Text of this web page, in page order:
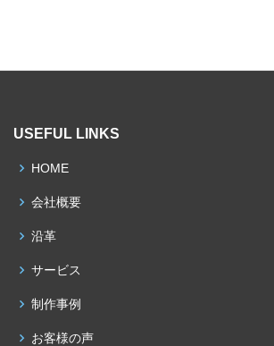
USEFUL LINKS
HOME
会社概要
沿革
サービス
制作事例
お客様の声